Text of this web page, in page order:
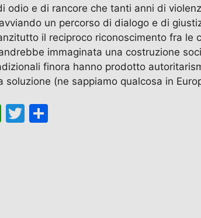
odio e di rancore che tanti anni di
un percorso di dialogo e di
il reciproco riconoscimento fra
immaginata una costruzione
finora hanno prodotto
soluzione (ne sappiamo qualcosa in
W T